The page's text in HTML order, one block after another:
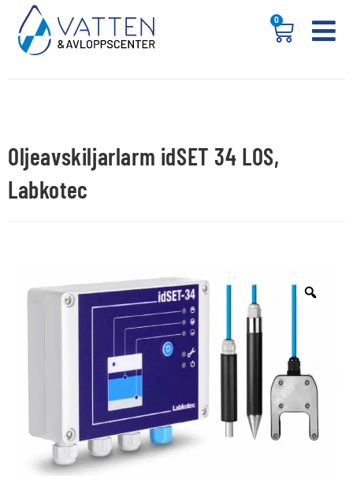
0
Oljeavskiljarlarm idSET 34 LOS,
Labkotec